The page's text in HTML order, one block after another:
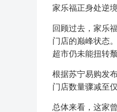
家乐福正身处逆境
回顾过去，家乐
门店的巅峰状态
超市仍未能扭转颓
根据苏宁易购发
门店数量骤减至仅
总体来看，这家